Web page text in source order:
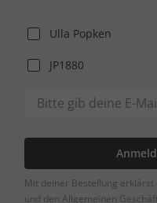
Ulla Popken
JP1880
Mit deiner Bestellung
und den Allgemeinen